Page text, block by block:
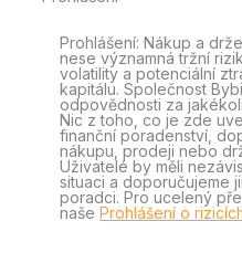
Prohlášení: Nákup a
nese významná tržní
volatility a potenciální
kapitálu. Společnost
odpovědnosti za
Nic z toho, co je zde
finanční poradenství,
nákupu, prodeji nebo
Uživatelé by měli
situaci a doporučujeme
poradci. Pro ucelený
naše Prohlášení o